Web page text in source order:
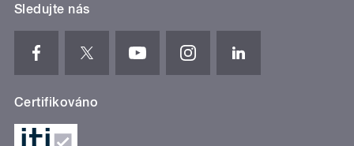
Sledujte nás
Certifikováno